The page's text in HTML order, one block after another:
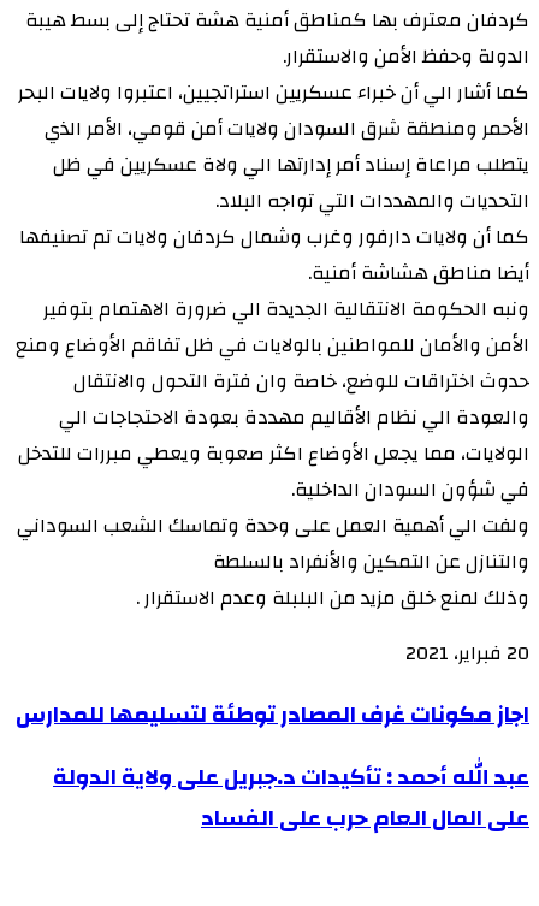
كردفان معترف بها كمناطق أمنية هشة تحتاج إلى بسط هيبة
الدولة وحفظ الأمن والاستقرار.
كما أشار الي أن خبراء عسكريين استراتجيين، اعتبروا ولايات البحر
الأحمر ومنطقة شرق السودان ولايات أمن قومي، الأمر الذي
يتطلب مراعاة إسناد أمر إدارتها الي ولاة عسكريين في ظل
التحديات والمهددات التي تواجه البلاد.
كما أن ولايات دارفور وغرب وشمال كردفان ولايات تم تصنيفها
أيضا مناطق هشاشة أمنية.
ونبه الحكومة الانتقالية الجديدة الي ضرورة الاهتمام بتوفير
الأمن والأمان للمواطنين بالولايات في ظل تفاقم الأوضاع ومنع
حدوث اختراقات للوضع، خاصة وان فترة التحول والانتقال
والعودة الي نظام الأقاليم مهددة بعودة الاحتجاجات الي
الولايات، مما يجعل الأوضاع اكثر صعوبة ويعطي مبررات للتدخل
في شؤون السودان الداخلية.
ولفت الي أهمية العمل على وحدة وتماسك الشعب السوداني
والتنازل عن التمكين والأنفراد بالسلطة
وذلك لمنع خلق مزيد من البلبلة وعدم الاستقرار .
20 فبراير، 2021
اجاز
غرف
المصادر
اجاز مكونات غرف المصادر توطئة لتسليمها للمدارس
عبد
الله
عبد الله أحمد : تأكيدات د.جبريل على ولاية الدولة
على المال العام حرب على الفساد